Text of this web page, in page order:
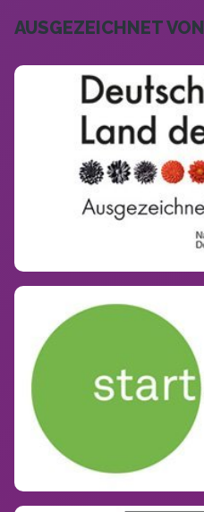
AUSGEZEICHNET VON